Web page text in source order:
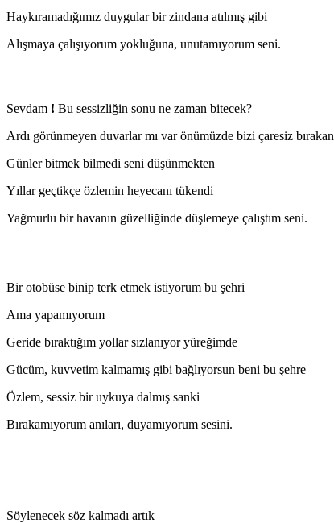
Haykıramadığımız duygular bir zindana atılmış gibi
Alışmaya çalışıyorum yokluğuna, unutamıyorum seni.
Sevdam ! Bu sessizliğin sonu ne zaman bitecek?
Ardı görünmeyen duvarlar mı var önümüzde bizi çaresiz bırakan
Günler bitmek bilmedi seni düşünmekten
Yıllar geçtikçe özlemin heyecanı tükendi
Yağmurlu bir havanın güzelliğinde düşlemeye çalıştım seni.
Bir otobüse binip terk etmek istiyorum bu şehri
Ama yapamıyorum
Geride bıraktığım yollar sızlanıyor yüreğimde
Gücüm, kuvvetim kalmamış gibi bağlıyorsun beni bu şehre
Özlem, sessiz bir uykuya dalmış sanki
Bırakamıyorum anıları, duyamıyorum sesini.
Söylenecek söz kalmadı artık